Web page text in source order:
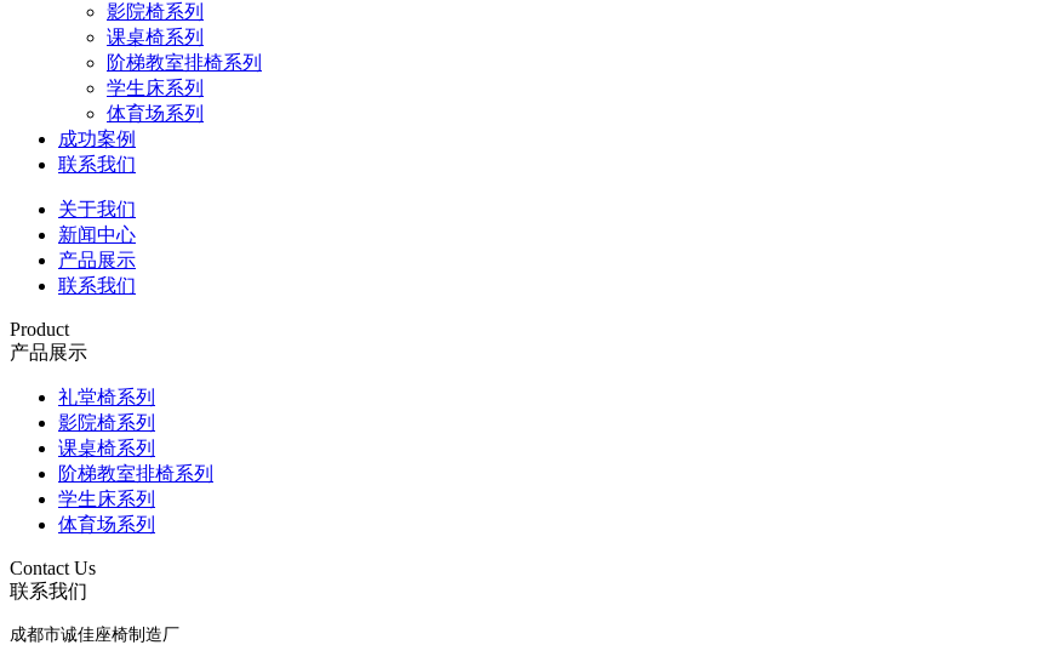
影院椅系列
课桌椅系列
阶梯教室排椅系列
学生床系列
体育场系列
成功案例
联系我们
关于我们
新闻中心
产品展示
联系我们
Product
产品展示
礼堂椅系列
影院椅系列
课桌椅系列
阶梯教室排椅系列
学生床系列
体育场系列
Contact Us
联系我们
成都市诚佳座椅制造厂